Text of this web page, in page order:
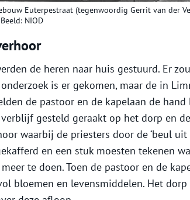
Euterpestraat (tegenwoordig Gerrit van der
NIOD
de heren naar huis gestuurd. Er
is er gekomen, maar de in
de pastoor en de kapelaan de
gesteld geraakt op het dorp en
waarbij de priesters door de ‘beul uit
en een stuk moesten tekenen
te doen. Toen de pastoor en de
bloemen en levensmiddelen. Het